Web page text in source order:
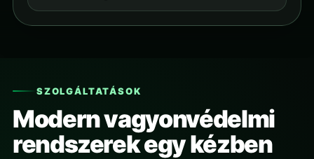
SZOLGÁLTATÁSOK
Modern vagyonvédelmi
rendszerek egy kézben